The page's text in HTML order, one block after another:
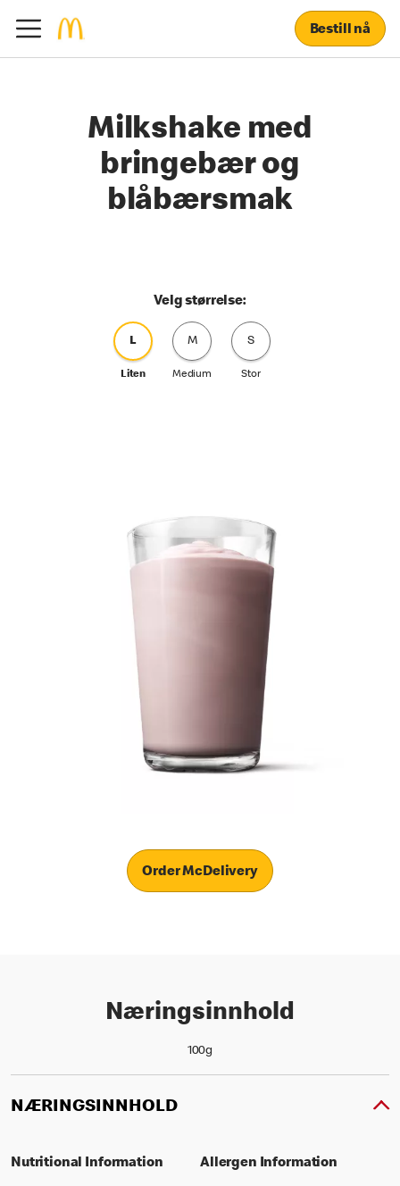
Bestill nå
Milkshake med
bringebær og
blåbærsmak
Velg størrelse:
L
Liten
M
Medium
S
Stor
Order McDelivery
Næringsinnhold
100g
NÆRINGSINNHOLD
Nutritional Information Allergen Information